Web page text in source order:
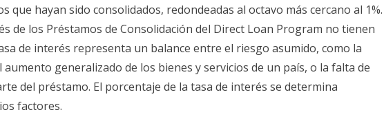
que hayan sido consolidados, redondeadas al octavo más cercano al 1%.
de los Préstamos de Consolidación del Direct Loan Program no tienen
de interés representa un balance entre el riesgo asumido, como la
aumento generalizado de los bienes y servicios de un país, o la falta de
del préstamo. El porcentaje de la tasa de interés se determina
factores.